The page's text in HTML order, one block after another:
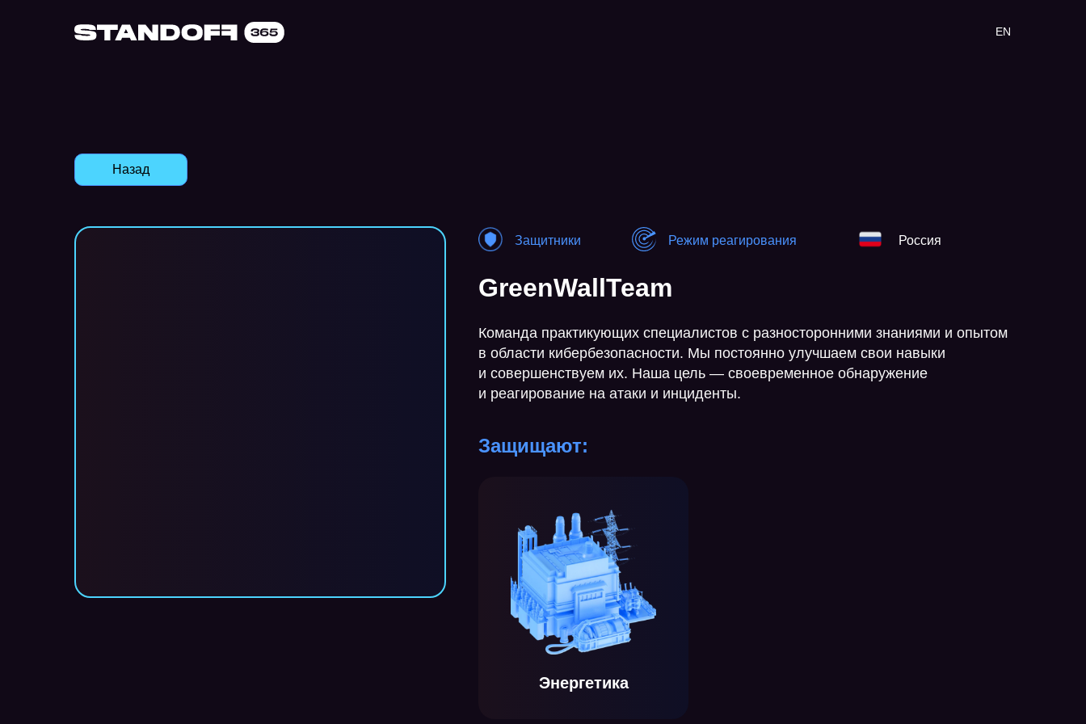
EN
Назад
Защитники Россия
Команда практикующих специалистов с разносторонними знаниями и опытом
в области кибербезопасности. Мы постоянно улучшаем свои навыки
и совершенствуем их. Наша цель — своевременное обнаружение
и реагирование на атаки и инциденты.
GreenWallTeam
Защищают:
Энергетика
Режим реагирования